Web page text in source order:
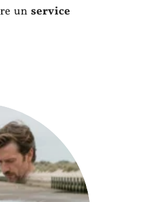
un service